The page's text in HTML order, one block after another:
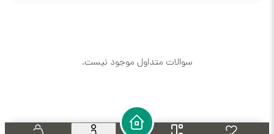
سوالات متداول موجود نیست.